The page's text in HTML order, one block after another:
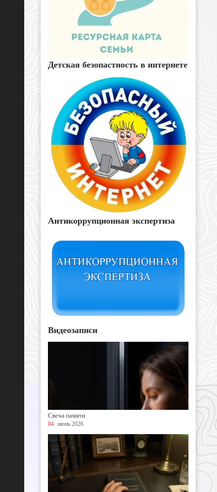
Детская безопастность в интернете
Антикоррупционная экспертиза
Видеозаписи
Свеча памяти
04 июнь 2026